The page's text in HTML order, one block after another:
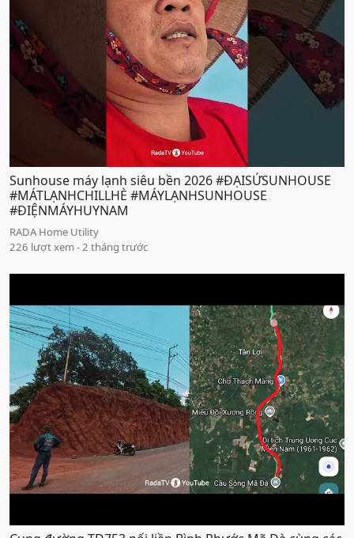
Sunhouse máy lạnh siêu bền 2026 #ĐẠISỨSUNHOUSE
#MÁTLẠNHCHILLHÈ #MÁYLẠNHSUNHOUSE
#ĐIỆNMÁYHUYNAM
RADA Home Utility
226 lượt xem - 2 tháng trước